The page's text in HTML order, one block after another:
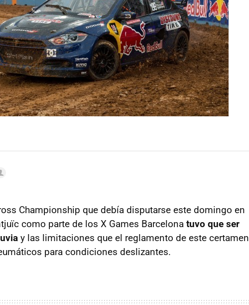
Championship que debía disputarse este domingo en
como parte de los X Games Barcelona tuvo que ser
y las limitaciones que el reglamento de este certamen
para condiciones deslizantes.